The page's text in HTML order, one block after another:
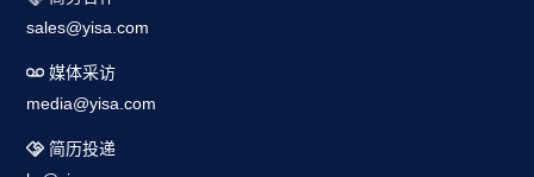
sales@yisa.com
媒体采访
media@yisa.com
简历投递